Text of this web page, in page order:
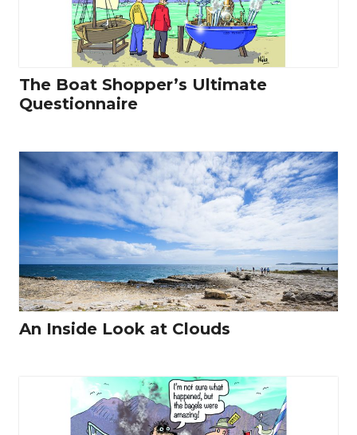
The Boat Shopper’s Ultimate
Questionnaire
An Inside Look at Clouds